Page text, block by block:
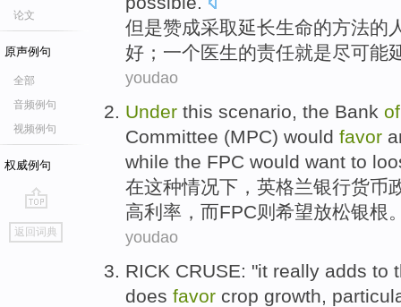
论文
原声例句
全部
音频例句
视频例句
权威例句
go
top
返回词典
但是赞成采取延长生命的方法的
好；一个医生的责任就是尽可能
youdao
Under this scenario, the Bank of
Committee (MPC) would favor
while the FPC would want to
在这种情况下 ， 英格兰银行货币
高利率 ， 而FPC则 希望放松银根
youdao
RICK CRUSE: "it really adds to
does favor crop growth